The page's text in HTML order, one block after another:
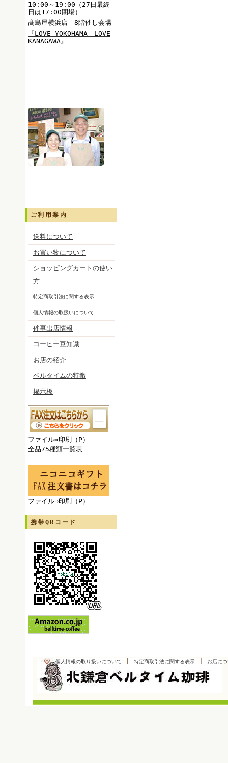
10:00～19:00（27日最終
日は17:00閉場）
髙島屋横浜店 8階催し会場
『LOVE YOKOHAMA LOVE
KANAGAWA』
ご利用案内
送料について
お買い物について
ショッピングカートの使い
方
特定商取引法に関する表示
個人情報の取扱いについて
催事出店情報
コーヒー豆知識
お店の紹介
ベルタイムの特徴
掲示板
ファイル⇒印刷（P）
全品75種類一覧表
ファイル⇒印刷（P）
携帯QRコード
個人情報の取り扱いについて 特定商取引法に関する表示| お店に